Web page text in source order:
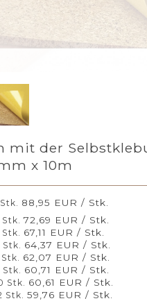
mit der
x 10m
88,95 EUR / Stk.
72,69 EUR / Stk.
67,11 EUR / Stk.
64,37 EUR / Stk.
62,07 EUR / Stk.
60,71 EUR / Stk.
Stk. 60,61 EUR / Stk.
Stk. 59,76 EUR / Stk.